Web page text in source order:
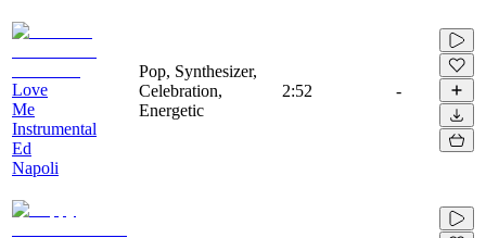
Love
Me
Instrumental
Ed
Napoli
Pop, Synthesizer,
Celebration,
Energetic
2:52 -